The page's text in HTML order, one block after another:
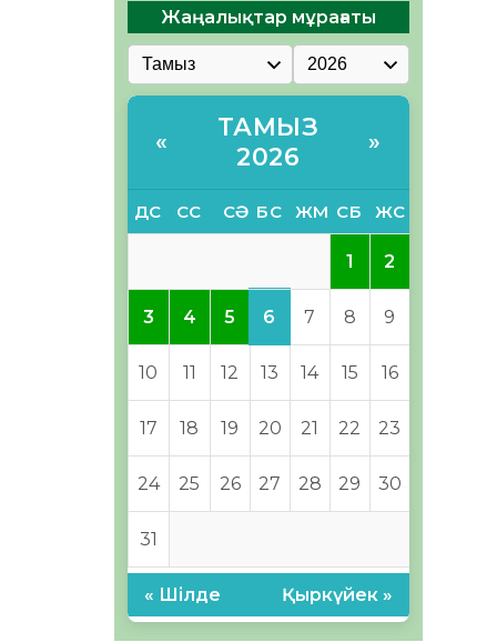
Жаңалықтар мұрағаты
«
ТАМЫЗ
2026
»
ДС СС СӘ БС ЖМ СБ ЖС
1 2
3 4 5 6 7 8 9
10 11 12 13 14 15 16
17 18 19 20 21 22 23
24 25 26 27 28 29 30
31
« Шілде Қыркүйек »